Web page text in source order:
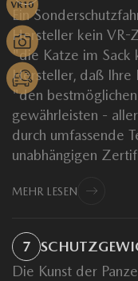
Ein
Hersteller kein
"die Katze im Sack
Hersteller, daß Ihre
"den
gewährleisten -
durch umfassende
unabhängigen
MEHR LESEN
7
Die Kunst der